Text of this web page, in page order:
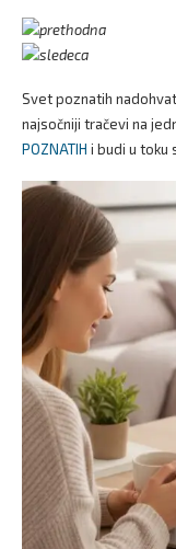
Svet poznatih
najsočniji tračevi na
POZNATIH i budi u toku